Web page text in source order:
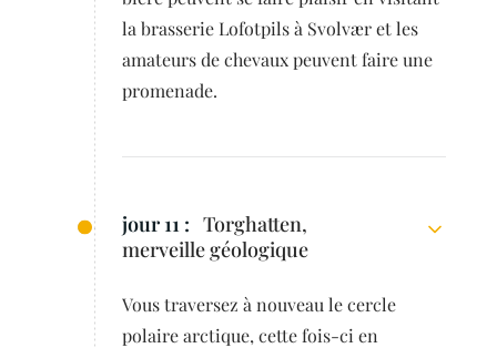
la brasserie Lofotpils à Svolvær et les
amateurs de chevaux peuvent faire une
promenade.
jour 11 : Torghatten,
merveille géologique
Vous traversez à nouveau le cercle
polaire arctique, cette fois-ci en